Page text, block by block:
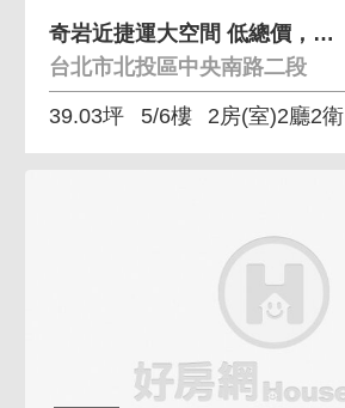
奇岩近捷運大空間 低總價，離奇岩站近，大空間
台北市北投區中央南路二段
39.03坪 5/6樓 2房(室)2廳2衛